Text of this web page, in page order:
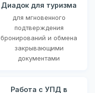
Диадок для туризма
для мгновенного
подтверждения
бронирований и обмена
закрывающими
документами
Работа с УПД в